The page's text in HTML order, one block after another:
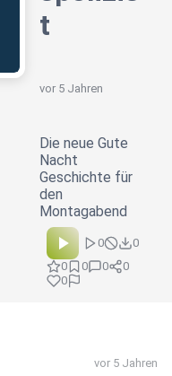
t
vor 5 Jahren
Die neue Gute
Nacht
Geschichte für
den
Montagabend
0
0
0
0 0
0
0
vor 5 Jahren